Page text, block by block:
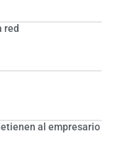
red
al empresario